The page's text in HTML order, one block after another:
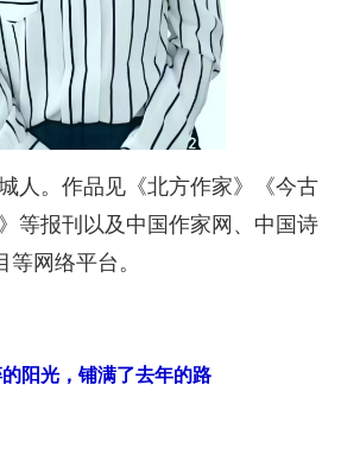
人。作品见《北方作家》《今古
等报刊以及中国作家网、中国诗
等网络平台。
阳光，铺满了去年的路